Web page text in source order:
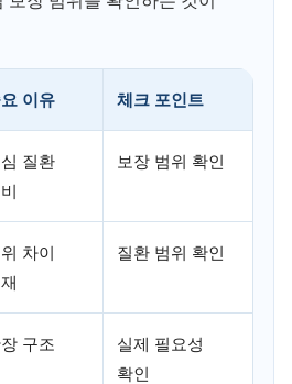
이유 체크 포인트
질환
보장 범위 확인
차이
질환 범위 확인
구조
실제 필요성
확인